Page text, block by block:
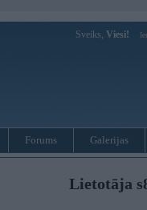
Sveiks, Viesi!
Forums Galerijas
Lietotāja